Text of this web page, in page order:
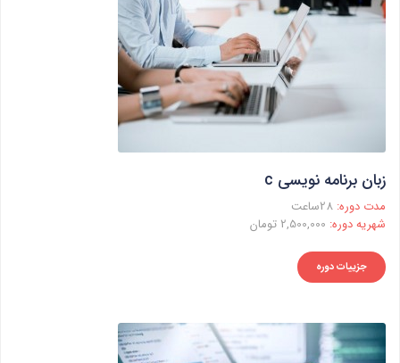
زبان برنامه نویسی c
مدت دوره:
شهریه دوره:
جزییات دوره